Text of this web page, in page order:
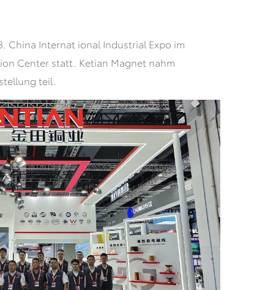
China Internat ional Industrial Expo im
Center statt. Ketian Magnet nahm
teil.